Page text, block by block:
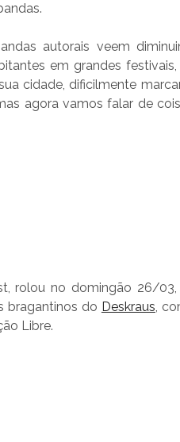
autorais veem
em grandes
cidade, dificilmente
agora vamos falar de
rolou no domingão 26/
bragantinos do Deskraus,
Libre.